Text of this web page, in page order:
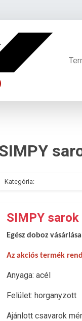
Kategória:
SIMPY
Egész doboz
Az akciós termék
Anyaga: acél
Felület: horganyzott
Ajánlott csavarok